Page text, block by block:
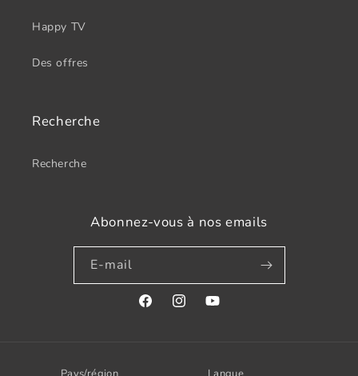
Happy TV
Des offres
Recherche
Recherche
Abonnez-vous à nos emails
E-mail
FacebookInstagramYouTube